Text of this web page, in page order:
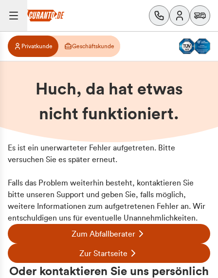
Privatkunde Geschäftskunde
Huch, da hat etwas
nicht funktioniert.
Es ist ein unerwarteter Fehler aufgetreten. Bitte
versuchen Sie es später erneut.
Falls das Problem weiterhin besteht, kontaktieren Sie
bitte unseren Support und geben Sie, falls möglich,
weitere Informationen zum aufgetretenen Fehler an. Wir
entschuldigen uns für eventuelle Unannehmlichkeiten.
Zum Abfallberater
Zur Startseite
Oder kontaktieren Sie uns persönlich